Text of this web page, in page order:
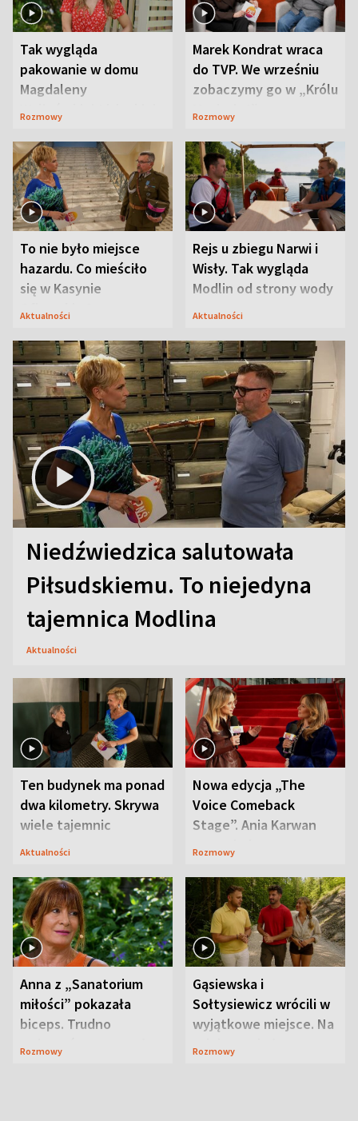
Tak wygląda
pakowanie w domu
Magdaleny
Waligórskiej-Lisieckiej.
Rozmowy
Marek Kondrat wraca
do TVP. We wrześniu
zobaczymy go w „Królu
Maciusiu I”
Rozmowy
To nie było miejsce
hazardu. Co mieściło
się w Kasynie
Oficerskim?
Aktualności
Rejs u zbiegu Narwi i
Wisły. Tak wygląda
Modlin od strony wody
Aktualności
Niedźwiedzica salutowała
Piłsudskiemu. To niejedyna
tajemnica Modlina
Aktualności
Ten budynek ma ponad
dwa kilometry. Skrywa
wiele tajemnic
Aktualności
Nowa edycja „The
Voice Comeback
Stage”. Ania Karwan
zapowiada
Rozmowy
Anna z „Sanatorium
miłości” pokazała
biceps. Trudno
uwierzyć, co przeszła
Rozmowy
Gąsiewska i
Sołtysiewicz wrócili w
wyjątkowe miejsce. Na
szlaku czekał
Rozmowy